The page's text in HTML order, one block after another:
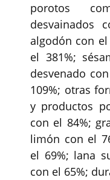
porotos
desvainados
algodón con
el 381%;
desvenado
109%; otras
y productos
con el 84%;
limón con el
el 69%; lana
con el 65%;